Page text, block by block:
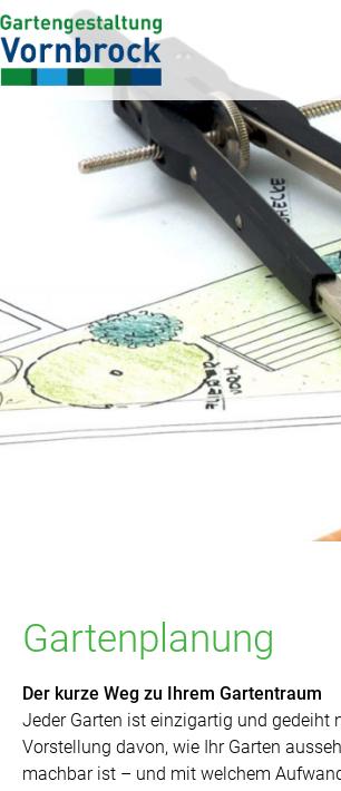
Gartenplanung
Der kurze Weg zu Ihrem Gartentraum
Jeder Garten ist einzigartig und gedeiht
Vorstellung davon, wie Ihr Garten
machbar ist – und mit welchem